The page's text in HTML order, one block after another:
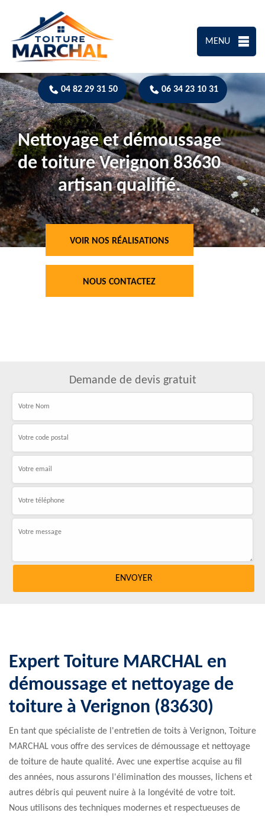
MENU
04 82 29 31 50 06 34 23 10 31
Nettoyage et démoussage
de toiture Verignon 83630
artisan qualifié.
VOIR NOS RÉALISATIONS
NOUS CONTACTEZ
Demande de devis gratuit
Expert Toiture MARCHAL en
démoussage et nettoyage de
toiture à Verignon (83630)
En tant que spécialiste de l'entretien de toits à Verignon, Toiture
MARCHAL vous offre des services de démoussage et nettoyage
de toiture de haute qualité. Avec une expertise acquise au fil
des années, nous assurons l'élimination des mousses, lichens et
autres débris qui peuvent nuire à la longévité de votre toit.
Nous utilisons des techniques modernes et respectueuses de